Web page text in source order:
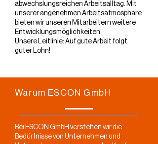
abwechslungsreichen Arbeitsalltag. Mit
unserer angenehmen Arbeitsatmosphäre
bieten wir unseren Mitarbeitern weitere
Entwicklungsmöglichkeiten.
Unsere Leitlinie: Auf gute Arbeit folgt
guter Lohn!
Warum ESCON GmbH
Bei ESCON GmbH verstehen wir die
Bedürfnisse von Unternehmen und